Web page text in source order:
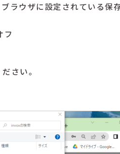
ラウザに設定されている保
フ
さい。